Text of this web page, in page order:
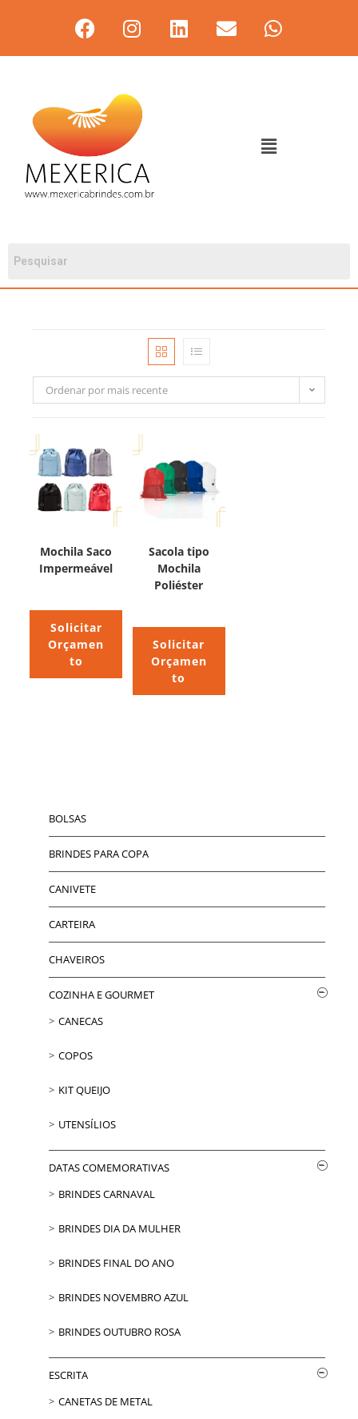
Ordenar por mais recente
Mochila Saco
Impermeável
Solicitar
Orçamen
to
Sacola tipo
Mochila
Poliéster
Solicitar
Orçamen
to
BOLSAS
BRINDES PARA COPA
CANIVETE
CARTEIRA
CHAVEIROS
COZINHA E GOURMET
CANECAS
COPOS
KIT QUEIJO
UTENSÍLIOS
DATAS COMEMORATIVAS
BRINDES CARNAVAL
BRINDES DIA DA MULHER
BRINDES FINAL DO ANO
BRINDES NOVEMBRO AZUL
BRINDES OUTUBRO ROSA
ESCRITA
CANETAS DE METAL